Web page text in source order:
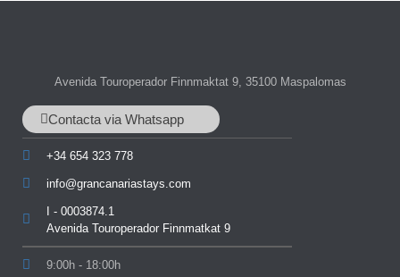
Avenida Touroperador Finnmaktat 9, 35100 Maspalomas
Contacta via Whatsapp
+34 654 323 778
info@grancanariastays.com
I - 0003874.1
Avenida Touroperador Finnmatkat 9
9:00h - 18:00h